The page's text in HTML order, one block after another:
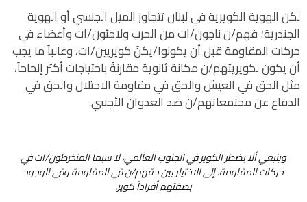
لكن الهوية الكويرية في لبنان تتجاوز الميل الجنسي أو الهوية
الجندرية؛ فهم/ن ناجون/ات من الحرب ولاجئون/ات وأعضاء في
حركات المقاومة قبل أن يكونوا/يكنّ كويريين/ات، وغالباً ما يجب
أن يكون لكويريتهم/ن مكانة ثانوية مقارنةً باحتياجات أكثر إلحاحاً،
مثل الحق في العيش والحق في مقاومة الاحتلال والحق في
الدفاع عن مجتمعاتهم/ن ضد العدوان الأجنبي.
وينبغي ألا يضطر الكوير في الجنوب العالمي، لا سيما المنخرطون/ات في
حركات المقاومة، إلى الاختيار بين حقهم/ن في المقاومة وفي الوجود
بصفتهم أفراداً كوير.